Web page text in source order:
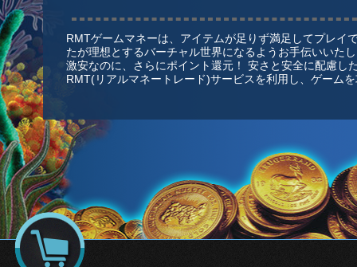
RMTゲームマネーは、アイテムが足りず満足してプレイ
たが理想とするバーチャル世界になるようお手伝いいた
激安なのに、さらにポイント還元！ 安さと安全に配慮
RMT(リアルマネートレード)サービスを利用し、ゲーム